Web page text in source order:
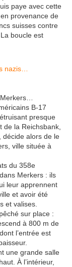
paye avec cette
provenance de
suisses contre
La boucle est
B-17
presque
la Reichsbank,
décide alors de le
ville située à
du 358e
Merkers : ils
leur apprennent
et avoir été
et valises.
sur place :
à 800 m de
l’entrée est
une grande salle
À l’intérieur,